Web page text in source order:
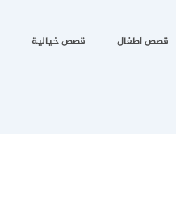
قصص اطفال قصص خيالية